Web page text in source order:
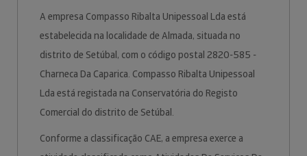
A empresa Compasso Ribalta Unipessoal Lda está
estabelecida na localidade de Almada, situada no
distrito de Setúbal, com o código postal 2820-585 -
Charneca Da Caparica. Compasso Ribalta Unipessoal
Lda está registada na Conservatória do Registo
Comercial do distrito de Setúbal.
Conforme a classificação CAE, a empresa exerce a